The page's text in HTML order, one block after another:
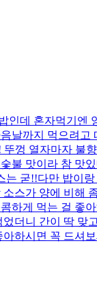
인데 혼자먹기엔
날까지 먹으려고
껑 열자마자 불
불 맛이라 참 맛
는 굳!! ​다만 밥이
스가 양에 비해
하게 먹는 걸 좋
더니 간이 딱 맞
하시면 꼭 드셔